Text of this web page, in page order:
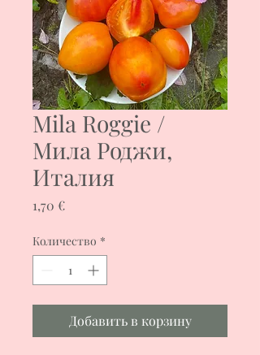
Mila Roggie /
Мила Роджи,
Италия
1,70 €Цена
Количество *
Добавить в корзину